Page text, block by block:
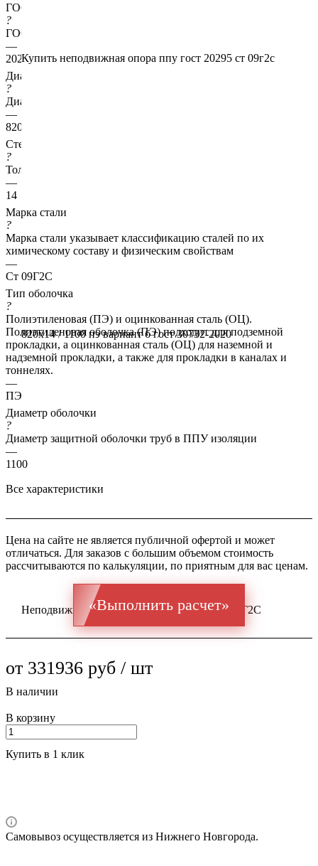
Купить неподвижная опора ппу гост 20295 ст 09г2с
820x14 / 1100 пэ вариант б гост 30732-2020
Неподвижная опора ППУ ГОСТ 20295 Ст 09Г2С
ГОСТ несущей трубы
?
ГОСТ основной трубы
—
20295
Диаметр трубы, мм
?
Диаметр основной трубы
—
820
Стенка трубы, мм
?
Толщина стенки несущей трубы
—
14
Марка стали
?
Марка стали указывает классификацию сталей по их
химическому составу и физическим свойствам
—
Ст 09Г2С
Тип оболочка
?
Полиэтиленовая (ПЭ) и оцинкованная сталь (ОЦ).
Полиэтиленовая оболочка (ПЭ) подходит для подземной
прокладки, а оцинкованная сталь (ОЦ) для наземной и
надземной прокладки, а также для прокладки в каналах и
тоннелях.
—
ПЭ
Диаметр оболочки
?
Диаметр защитной оболочки труб в ППУ изоляции
—
1100
Все характеристики
Цена на сайте не является публичной офертой и может
отличаться. Для заказов с большим объемом стоимость
рассчитываются по калькуляции, по приятным для вас ценам.
«Выполнить расчет»
от 331936 руб / шт
В наличии
В корзину
Купить в 1 клик
Самовывоз осуществляется из Нижнего Новгорода.